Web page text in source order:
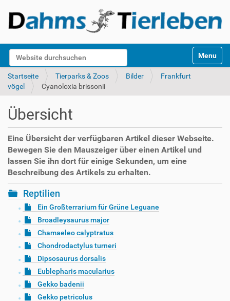
Website durchsuchen
k
Toggle
Startseite Tierparks & Zoos Bilder
Frankfurt
vögel
Cyanoloxia brissonii
Übersicht
Eine Übersicht der verfügbaren Artikel dieser Webseite.
Bewegen Sie den Mauszeiger über einen Artikel und
lassen Sie ihn dort für einige Sekunden, um eine
Beschreibung des Artikels zu erhalten.
Reptilien
Ein Großterrarium für Grüne Leguane
Broadleysaurus major
Chamaeleo calyptratus
Chondrodactylus turneri
Dipsosaurus dorsalis
Eublepharis macularius
Gekko badenii
Gekko petricolus